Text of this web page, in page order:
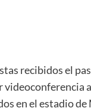
recibidos el
en el estadio